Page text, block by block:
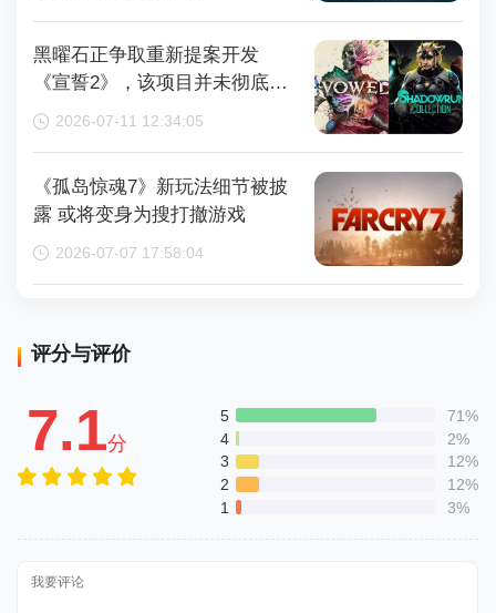
黑曜石正争取重新提案开发
《宣誓2》，该项目并未彻底取
消
2026-07-11 12:34:05
《孤岛惊魂7》新玩法细节被披
露 或将变身为搜打撤游戏
2026-07-07 17:58:04
评分与评价
7.1分
5
71%
4
2%
3
12%
2
12%
1
3%